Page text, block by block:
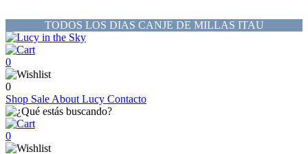
TODOS LOS DIAS CANJE DE MILLAS ITAU
0
0
Shop Sale About Lucy Contacto
0